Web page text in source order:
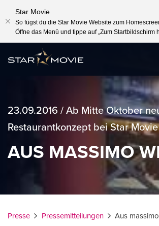
23.09.2016 / Ab Mitte Oktober
Restaurantkonzept bei Star
AUS MASSIMO
Presse Pressemitteilungen Aus
Star Movie
So fügst du die Star Movie Website zum
Öffne das Menü und tippe auf „Zum Startbildschirm